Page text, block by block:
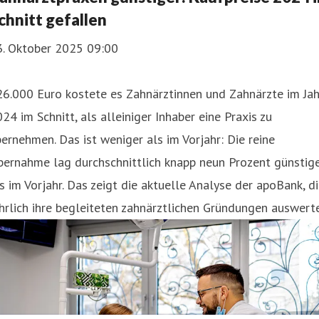
gefallen
Oktober 2025 09:00
Euro kostete es Zahnärztinnen und Zahnärzte im
im Schnitt, als alleiniger Inhaber eine Praxis zu
Das ist weniger als im Vorjahr: Die reine
lag durchschnittlich knapp neun Prozent
im Vorjahr. Das zeigt die aktuelle Analyse der apoBank,
ihre begleiteten zahnärztlichen Gründungen